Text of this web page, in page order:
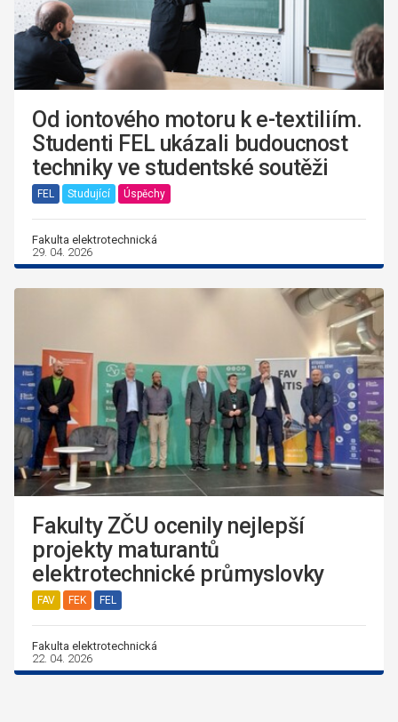
Od iontového motoru k e-textiliím.
Studenti FEL ukázali budoucnost
techniky ve studentské soutěži
FEL Studující Úspěchy
Fakulta elektrotechnická
29. 04. 2026
Fakulty ZČU ocenily nejlepší
projekty maturantů
elektrotechnické průmyslovky
FAV FEK FEL
Fakulta elektrotechnická
22. 04. 2026